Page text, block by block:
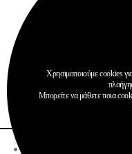
Προκηρύξεις
Περισσότερα
Χρησιμοποιούμε cookies
Μπορείτε να μάθετε ποια